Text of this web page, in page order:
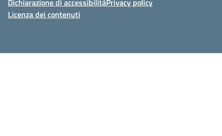
Licenza dei contenuti